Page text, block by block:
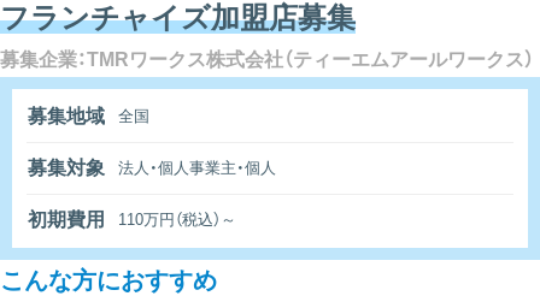
フランチャイズ加盟店募集
募集企業：TMRワークス株式会社（ティーエムアールワークス）
募集地域 全国
募集対象 法人・個人事業主・個人
初期費用 110万円（税込）～
こんな方におすすめ